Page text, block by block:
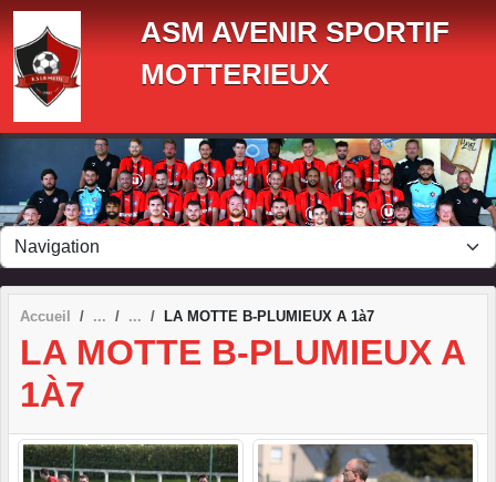
ASM AVENIR SPORTIF
MOTTERIEUX
Accueil LA MOTTE B-PLUMIEUX A 1à7
LA MOTTE B-PLUMIEUX A
1À7
Panneau de gestion des cookies